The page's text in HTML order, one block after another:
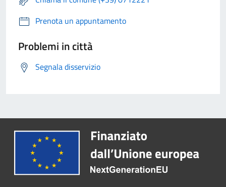
Prenota un appuntamento
Problemi in città
Segnala disservizio